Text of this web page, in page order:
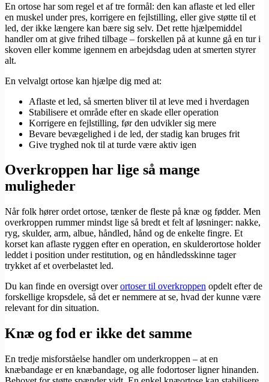
En ortose har som regel et af tre formål: den kan aflaste et led eller
en muskel under pres, korrigere en fejlstilling, eller give støtte til et
led, der ikke længere kan bære sig selv. Det rette hjælpemiddel
handler om at give frihed tilbage – forskellen på at kunne gå en tur i
skoven eller komme igennem en arbejdsdag uden at smerten styrer
alt.
En velvalgt ortose kan hjælpe dig med at:
Aflaste et led, så smerten bliver til at leve med i hverdagen
Stabilisere et område efter en skade eller operation
Korrigere en fejlstilling, før den udvikler sig mere
Bevare bevægelighed i de led, der stadig kan bruges frit
Give tryghed nok til at turde være aktiv igen
Overkroppen har lige så mange
muligheder
Når folk hører ordet ortose, tænker de fleste på knæ og fødder. Men
overkroppen rummer mindst lige så bredt et felt af løsninger: nakke,
ryg, skulder, arm, albue, håndled, hånd og de enkelte fingre. Et
korset kan aflaste ryggen efter en operation, en skulderortose holder
leddet i position under restitution, og en håndledsskinne tager
trykket af et overbelastet led.
Du kan finde en oversigt overortoser til overkroppen opdelt efter de
forskellige kropsdele, så det er nemmere at se, hvad der kunne være
relevant for din situation.
Knæ og fod er ikke det samme
En tredje misforståelse handler om underkroppen – at en
knæbandage er en knæbandage, og alle fodortoser ligner hinanden.